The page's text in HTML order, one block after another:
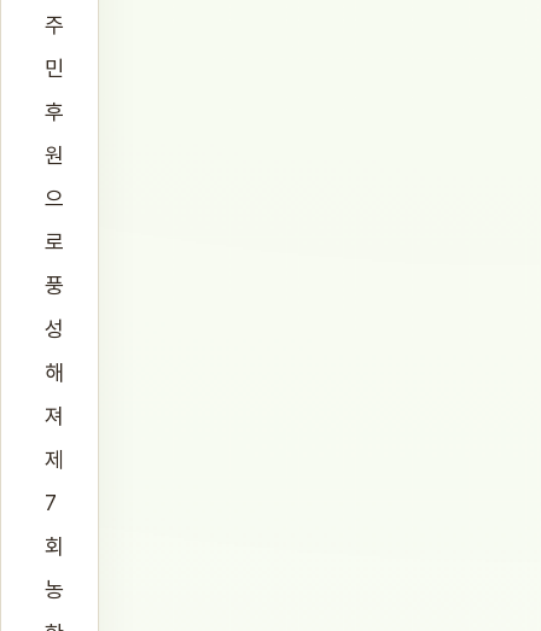
주
민
후
원
으
로
풍
성
해
져
제
7
회
농